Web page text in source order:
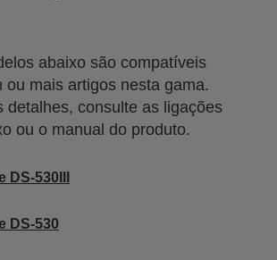
abaixo são compatíveis
ou mais artigos nesta gama.
detalhes, consulte as ligações
ou o manual do produto.
530III
DS-530